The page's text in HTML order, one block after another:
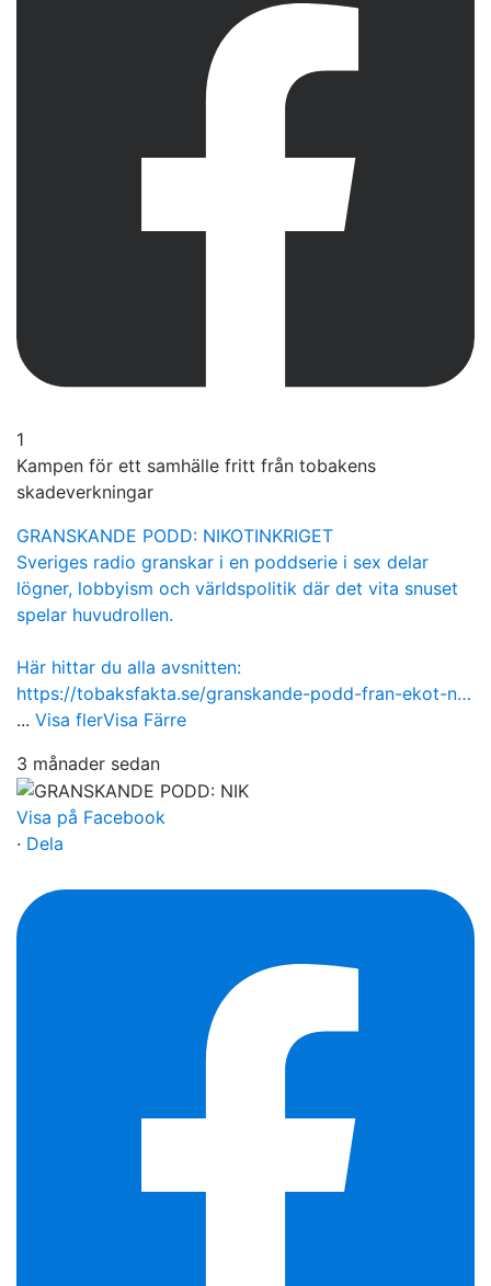
1
Kampen för ett samhälle fritt från tobakens
skadeverkningar
GRANSKANDE PODD: NIKOTINKRIGET
Sveriges radio granskar i en poddserie i sex delar
lögner, lobbyism och världspolitik där det vita snuset
spelar huvudrollen.
Här hittar du alla avsnitten:
https://tobaksfakta.se/granskande-podd-fran-ekot-n…
... Visa flerVisa Färre
3 månader sedan
Visa på Facebook
· Dela